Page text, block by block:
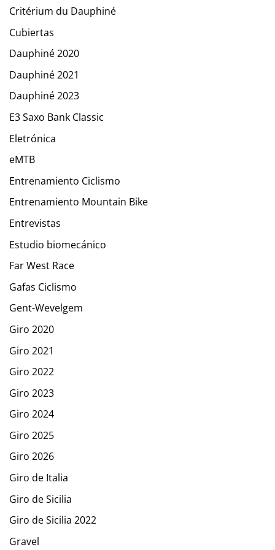
Critérium du Dauphiné
Cubiertas
Dauphiné 2020
Dauphiné 2021
Dauphiné 2023
E3 Saxo Bank Classic
Eletrónica
eMTB
Entrenamiento Ciclismo
Entrenamiento Mountain Bike
Entrevistas
Estudio biomecánico
Far West Race
Gafas Ciclismo
Gent-Wevelgem
Giro 2020
Giro 2021
Giro 2022
Giro 2023
Giro 2024
Giro 2025
Giro 2026
Giro de Italia
Giro de Sicilia
Giro de Sicilia 2022
Gravel